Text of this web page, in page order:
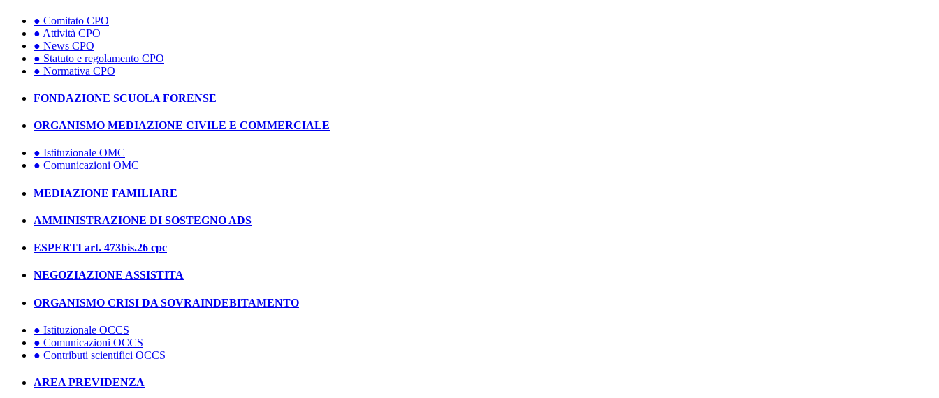
● Comitato CPO
● Attività CPO
● News CPO
● Statuto e regolamento CPO
● Normativa CPO
FONDAZIONE SCUOLA FORENSE
ORGANISMO MEDIAZIONE CIVILE E COMMERCIALE
● Istituzionale OMC
● Comunicazioni OMC
MEDIAZIONE FAMILIARE
AMMINISTRAZIONE DI SOSTEGNO ADS
ESPERTI art. 473bis.26 cpc
NEGOZIAZIONE ASSISTITA
ORGANISMO CRISI DA SOVRAINDEBITAMENTO
● Istituzionale OCCS
● Comunicazioni OCCS
● Contributi scientifici OCCS
AREA PREVIDENZA